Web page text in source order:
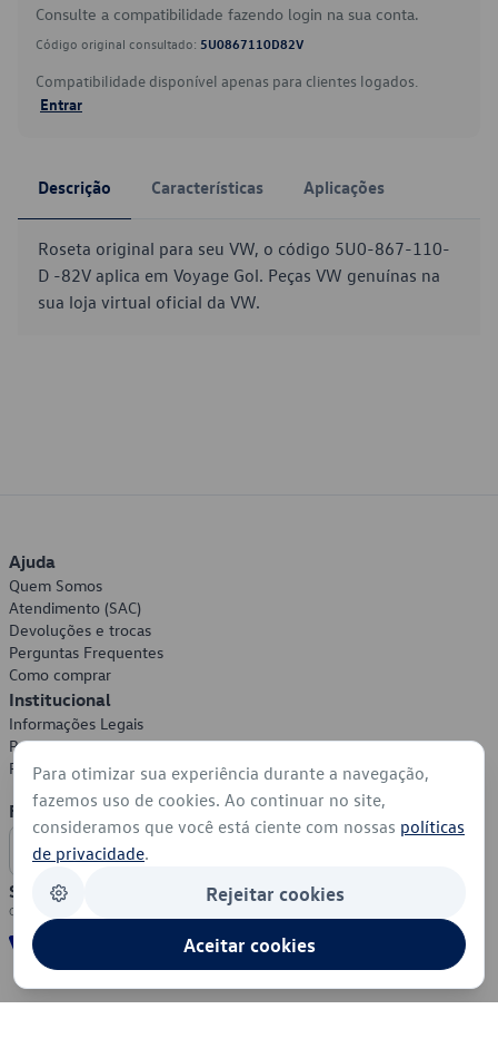
Consulte a compatibilidade fazendo login na sua conta.
Código original consultado: 5U0867110D82V
Compatibilidade disponível apenas para clientes logados.
Entrar
Descrição Características Aplicações
Roseta original para seu VW, o código 5U0-867-110-
D -82V aplica em Voyage Gol. Peças VW genuínas na
sua loja virtual oficial da VW.
Ajuda
Quem Somos
Atendimento (SAC)
Devoluções e trocas
Perguntas Frequentes
Como comprar
Institucional
Informações Legais
Política de Privacidade
Política de Cookies
Formas de Pagamento
Segurança
Para otimizar sua experiência durante a navegação,
fazemos uso de cookies. Ao continuar no site,
consideramos que você está ciente com nossas políticas
de privacidade.
Rejeitar cookies
Aceitar cookies